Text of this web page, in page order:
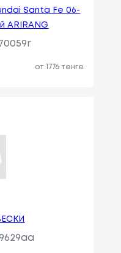
Santa Fe 06-
ARIRANG
от 1776 тенге